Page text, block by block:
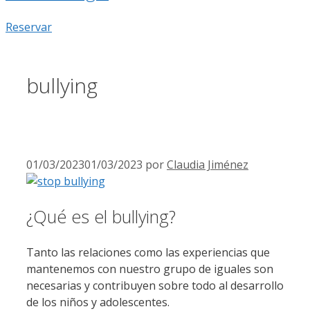
Reservar
bullying
01/03/202301/03/2023 porClaudia Jiménez
¿Qué es el bullying?
Tanto las relaciones como las experiencias que
mantenemos con nuestro grupo de iguales son
necesarias y contribuyen sobre todo al desarrollo
de los niños y adolescentes.